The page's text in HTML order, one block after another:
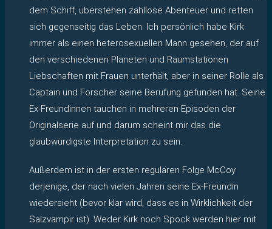
dem Schiff, überstehen zahllose Abenteuer und retten
sich gegenseitig das Leben. Ich persönlich habe Kirk
immer als einen heterosexuellen Mann gesehen, der auf
den verschiedenen Planeten und Raumstationen
Liebschaften mit Frauen unterhält, aber in seiner Rolle als
Captain und Forscher seine Berufung gefunden hat. Seine
Ex-Freundinnen tauchen in mehreren Episoden der
Originalserie auf und darum scheint mir das die
glaubwürdigste Interpretation zu sein.
Außerdem ist in der ersten regulären Folge McCoy
derjenige, der nach vielen Jahren seine Ex-Freundin
wiedersieht (bevor klar wird, dass es in Wirklichkeit der
Salzvampir ist). Weder Kirk noch Spock werden hier mit